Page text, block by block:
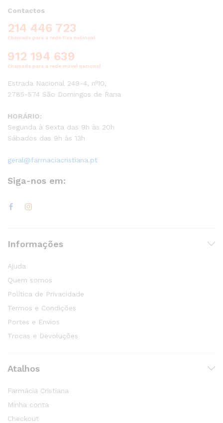
Contactos
214 446 723
Chamada para a rede fixa nacional
912 194 639
Chamada para a rede móvel nacional
Estrada Nacional 249-4, nº10,
2785-574 São Domingos de Rana
HORÁRIO:
Segunda à Sexta das 9h às 20h
Sábados das 9h às 13h
geral@farmaciacristiana.pt
Siga-nos em:
Informações
Ajuda
Quem somos
Política de Privacidade
Termos e Condições
Portes e Envios
Trocas e Devoluções
Atalhos
Farmácia Cristiana
Minha conta
Checkout